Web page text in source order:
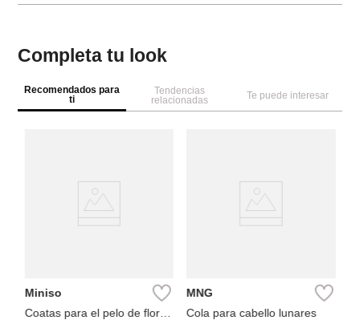
Completa tu look
Recomendados para
ti
Tendencias
relacionadas
Te puede interesar
Miniso
Coatas para el pelo de flores
MNG
Cola para cabello lunares